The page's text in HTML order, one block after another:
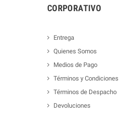
CORPORATIVO
Entrega
Quienes Somos
Medios de Pago
Términos y Condiciones
Términos de Despacho
Devoluciones